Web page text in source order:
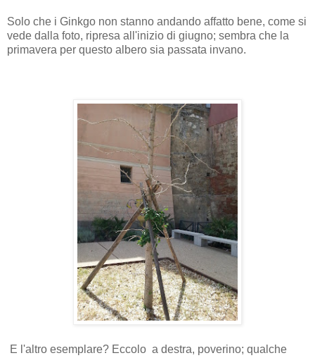
Solo che i Ginkgo non stanno andando affatto bene, come si
vede dalla foto, ripresa all'inizio di giugno; sembra che la
primavera per questo albero sia passata invano.
E l'altro esemplare? Eccolo a destra, poverino; qualche